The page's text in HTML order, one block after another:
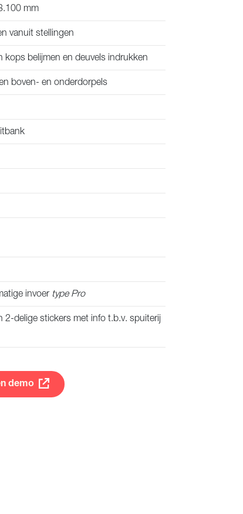
mm
vanuit stellingen
belijmen en deuvels indrukken
boven- en onderdorpels
invoer type Pro
delige stickers met info t.b.v. spuiterij
demo